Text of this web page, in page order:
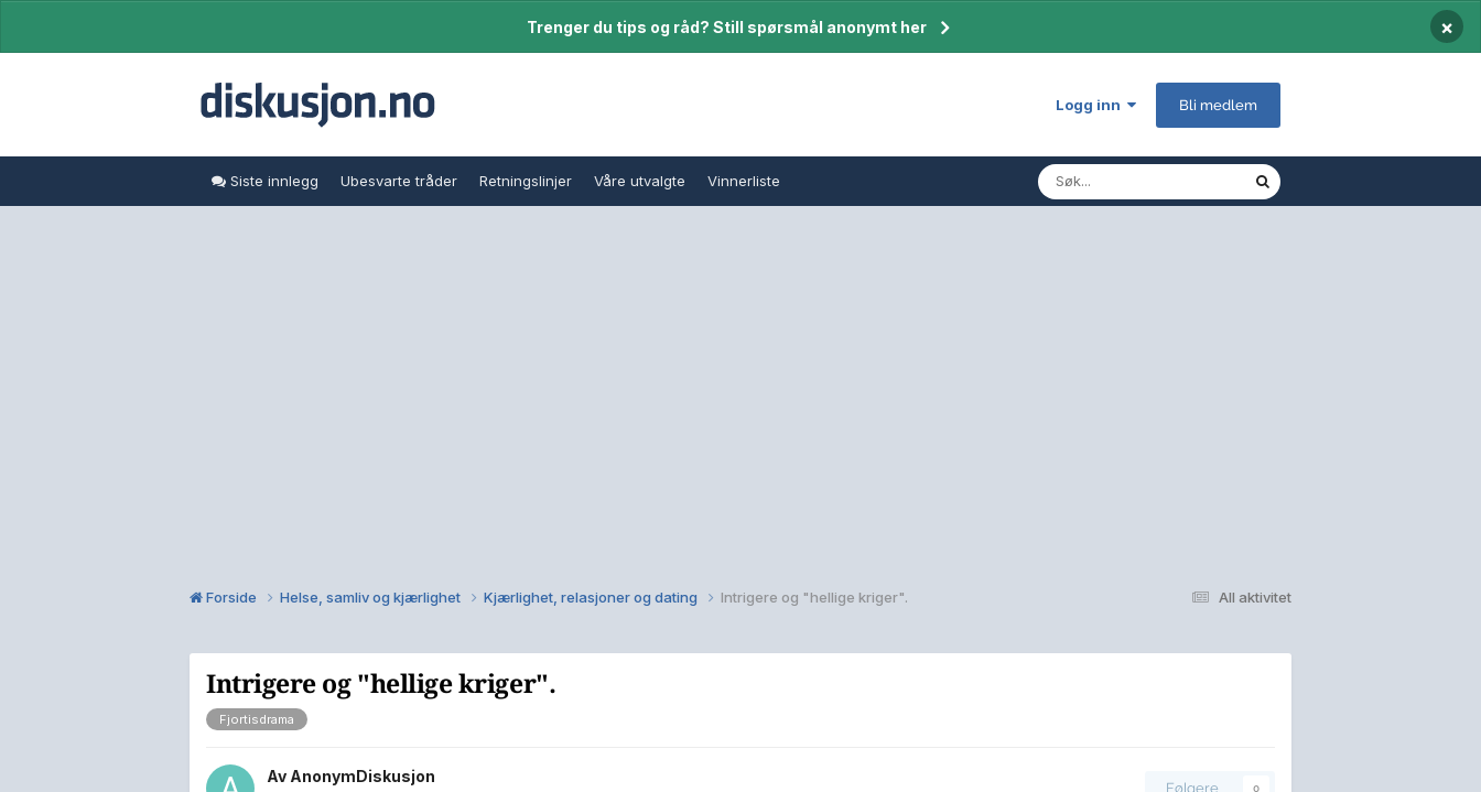
Trenger du tips og råd? Still spørsmål anonymt her ×
Logg inn Bli medlem
Siste innlegg Ubesvarte tråder Retningslinjer Våre utvalgte Vinnerliste
All aktivitet
Forside Helse, samliv og kjærlighet Kjærlighet, relasjoner og dating Intrigere og "hellige kriger".
Intrigere og "hellige kriger".
Fjortisdrama
Av AnonymDiskusjon
Følgere 0